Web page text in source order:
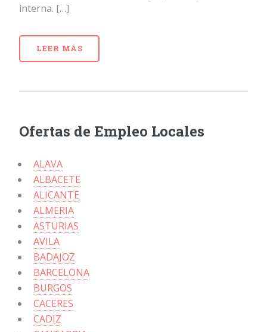
interna. […]
LEER MÁS
Ofertas de Empleo Locales
ALAVA
ALBACETE
ALICANTE
ALMERIA
ASTURIAS
AVILA
BADAJOZ
BARCELONA
BURGOS
CACERES
CADIZ